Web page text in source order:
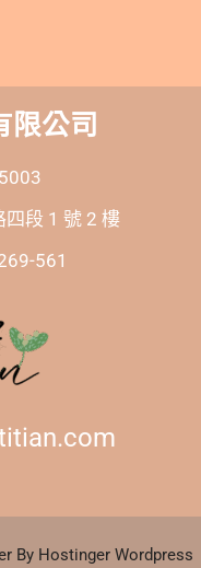
限公司
段 1 號 2 樓
561
By Hostinger Wordpress